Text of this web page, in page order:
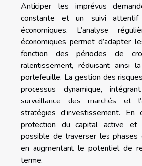
Anticiper les imprévus
constante et un suivi attentif
économiques. L’analyse
économiques permet d’adapter
fonction des périodes de
ralentissement, réduisant ainsi
portefeuille. La gestion des
processus dynamique,
surveillance des marchés et
stratégies d’investissement. En
protection du capital active
possible de traverser les phases
en augmentant le potentiel de
terme.